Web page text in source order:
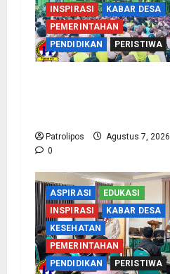
INSPIRASI
KABAR DESA
PEMERINTAHAN
PENDIDIKAN
PERISTIWA
Patrolipos
Agustus 7, 2026
0
ASPIRASI
EDUKASI
INSPIRASI
KABAR DESA
KESEHATAN
PEMERINTAHAN
PENDIDIKAN
PERISTIWA